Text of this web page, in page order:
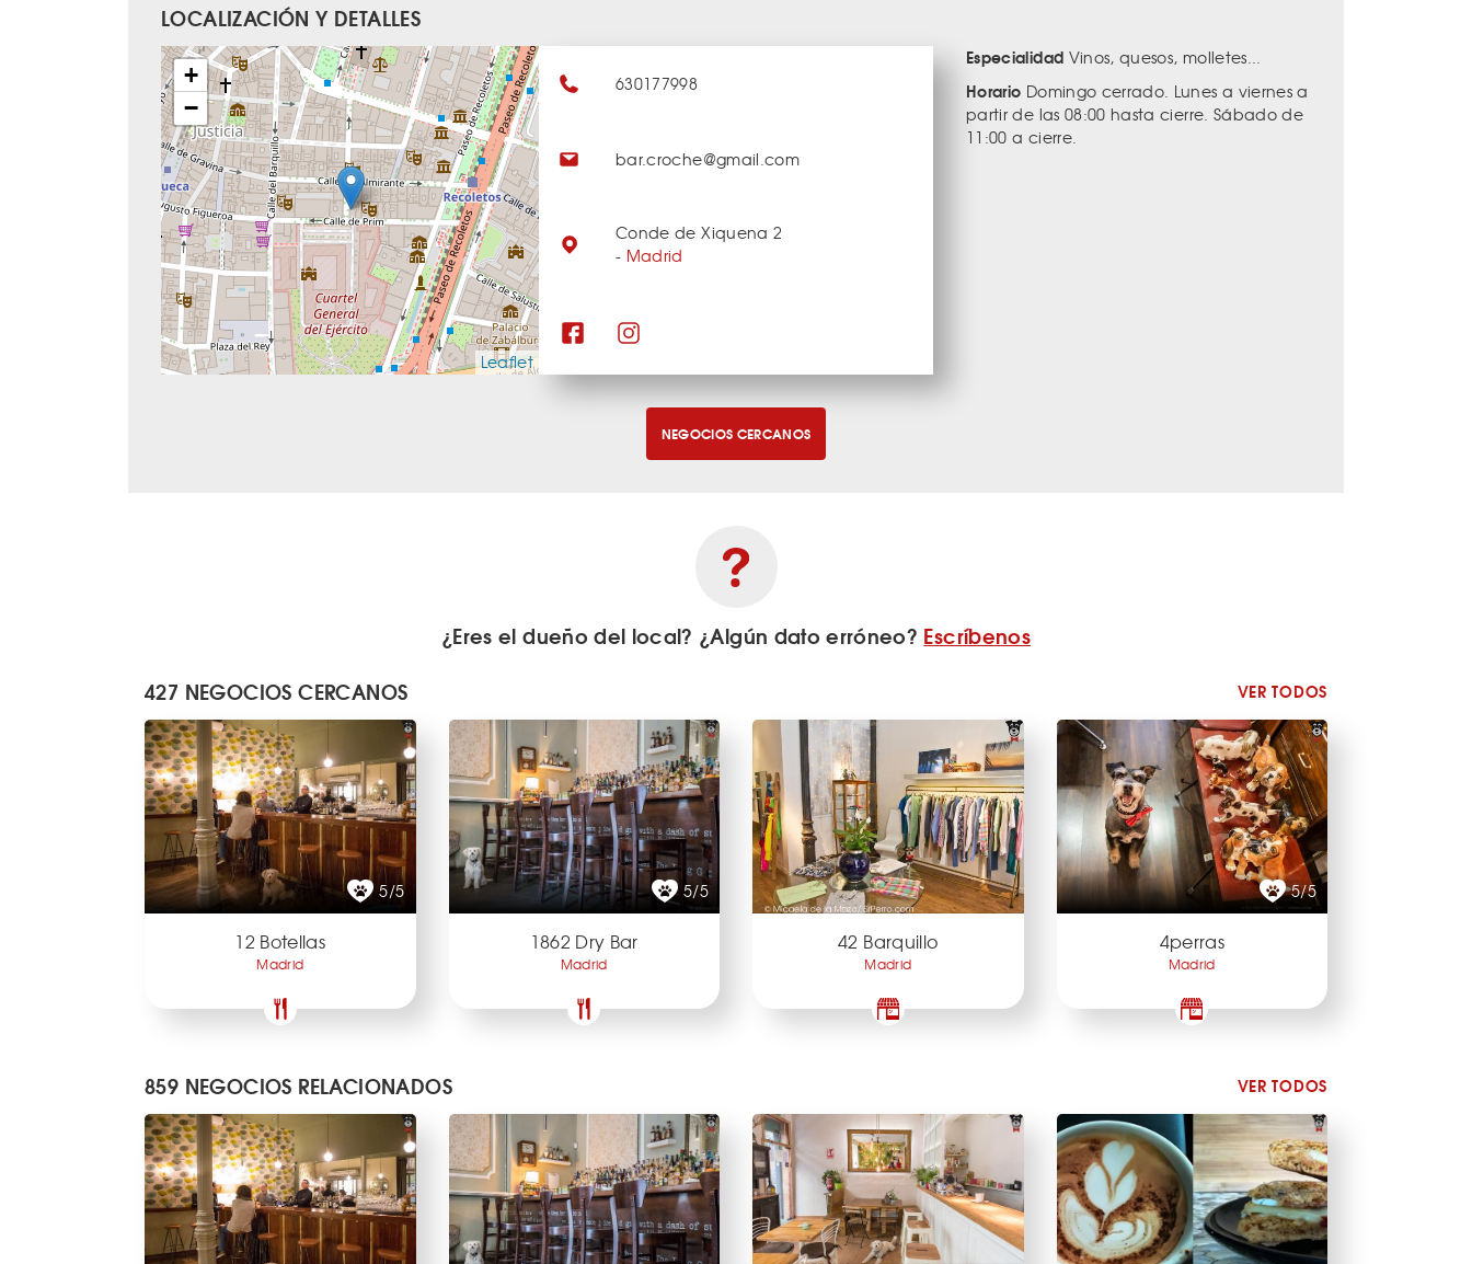
LOCALIZACIÓN Y DETALLES
+
−
Leaflet
630177998
bar.croche@gmail.com
Conde de Xiquena 2
- Madrid
Especialidad Vinos, quesos, molletes...
Horario Domingo cerrado. Lunes a viernes a
partir de las 08:00 hasta cierre. Sábado de
11:00 a cierre.
NEGOCIOS CERCANOS
¿Eres el dueño del local? ¿Algún dato erróneo? Escríbenos
427 NEGOCIOS CERCANOS
VER TODOS
5/5
12 Botellas
Madrid
5/5
1862 Dry Bar
Madrid
42 Barquillo
Madrid
5/5
4perras
Madrid
859 NEGOCIOS RELACIONADOS VER TODOS